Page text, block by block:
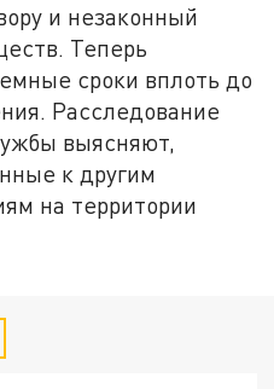
и незаконный
Теперь
сроки вплоть до
Расследование
выясняют,
к другим
на территории